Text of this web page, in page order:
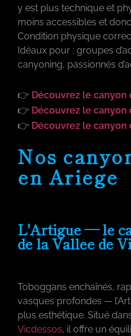
y est plus technique et
moins accessibles et
Condition physique
Idéaux pour : groupes
canyoning, passionnés
👉 Découvrez le canyon
👉 Découvrez le canyon
👉 Découvrez le canyon
Nos
en Ariège
L'Artigue — le
de la Vallée de
Toboggans enchaînés,
vasques profondes —
plus esthétique. Situé
Vicdessos, il offre un